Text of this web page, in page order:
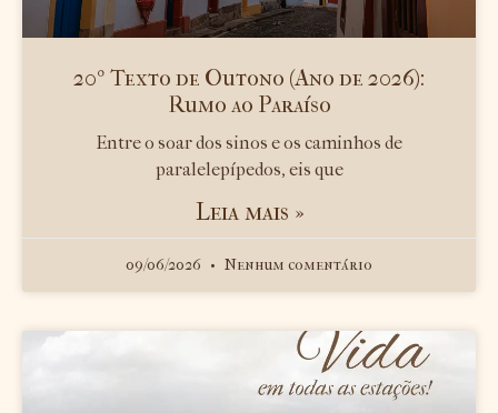
20º Texto de Outono (Ano de 2026):
Rumo ao Paraíso
Entre o soar dos sinos e os caminhos de
paralelepípedos, eis que
Leia mais »
09/06/2026 Nenhum comentário